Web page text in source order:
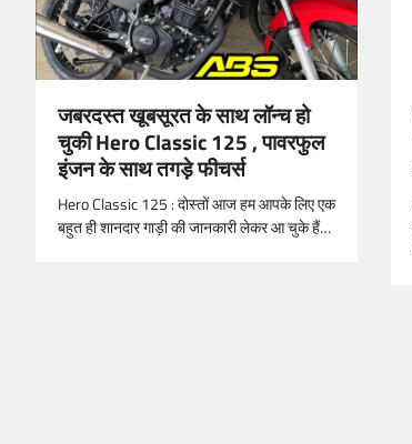
जबरदस्त खूबसूरत के साथ लॉन्च हो
चुकी Hero Classic 125 , पावरफुल
इंजन के साथ तगड़े फीचर्स
Hero Classic 125 : दोस्तों आज हम आपके लिए एक
बहुत ही शानदार गाड़ी की जानकारी लेकर आ चुके हैं…